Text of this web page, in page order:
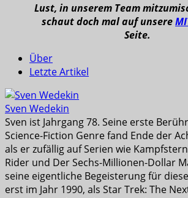
Lust, in unserem Team
schaut doch mal auf unsere
Seite.
Über
Letzte Artikel
Sven Wedekin
Sven ist Jahrgang 78. Seine erste
Science-Fiction Genre fand Ende der
als er zufällig auf Serien wie
Rider und Der Sechs-Millionen-Dollar
seine eigentliche Begeisterung für
erst im Jahr 1990, als Star Trek: The